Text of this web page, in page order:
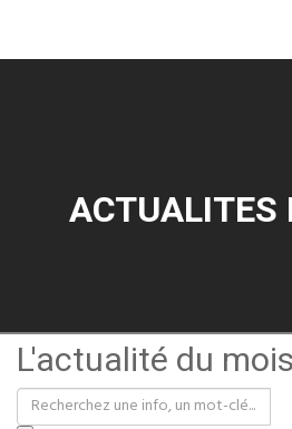
ACTUALITES
L'actualité du mois